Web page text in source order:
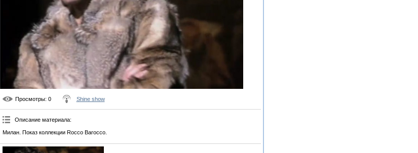
Просмотры: 0 Shine show
Описание материала:
Милан. Показ коллекции Rocco Barocco.